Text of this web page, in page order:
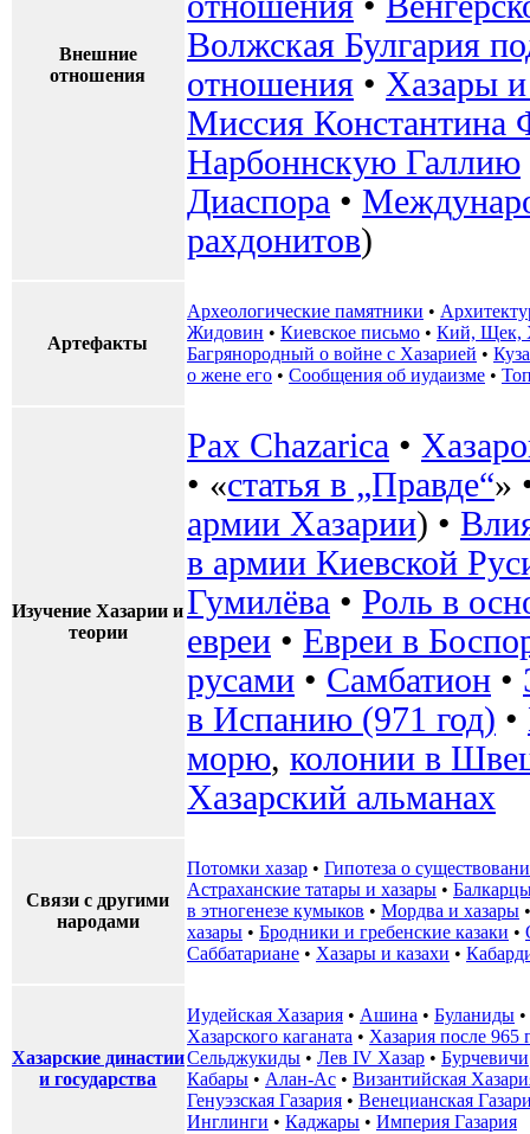
Внешние
отношения
Волжская Булгария
отношения • Хазары
Миссия Константина
Нарбоннскую Галлию
Диаспора •
рахдонитов)
Артефакты
Археологические памятники •
Жидовин • Киевское письмо • Кий, Щек,
Багрянородный о войне с Хазарией •
о жене его • Сообщения об иудаизме •
Изучение Хазарии и
теории
Pax Chazarica •
• «статья в „Правде“»
армии Хазарии) •
в армии Киевской
Гумилёва • Роль в
евреи • Евреи в
русами • Самбатион •
в Испанию (971 год) •
морю, колонии в
Хазарский альманах
Связи с другими
народами
Потомки хазар • Гипотеза о
Астраханские татары и хазары •
в этногенезе кумыков • Мордва и хазары
хазары • Бродники и гребенские казаки •
Саббатариане • Хазары и казахи •
Хазарские династии
и государства
Иудейская Хазария • Ашина • Буланиды •
Хазарского каганата • Хазария после 965
Сельджукиды • Лев IV Хазар • Бурчевичи
Кабары • Алан-Ас • Византийская
Генуэзская Газария • Венецианская
Инглинги • Каджары • Империя Газария